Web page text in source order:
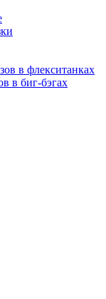
в флекситанках
в биг-бэгах